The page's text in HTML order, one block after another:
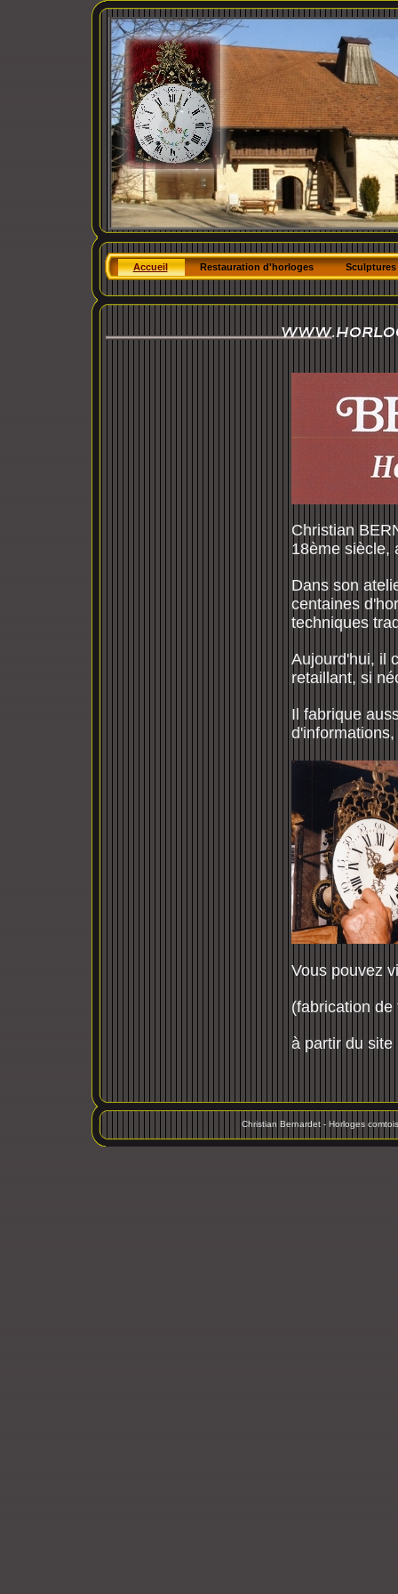
Accueil Restauration d'horloges Sculptures
Christian
18ème siècle,
Dans son
centaines
techniques
Aujourd'hui, il
retaillant, si
Il fabrique
Vous pouvez
(fabrication
à partir du
Christian Bernardet - Horloges